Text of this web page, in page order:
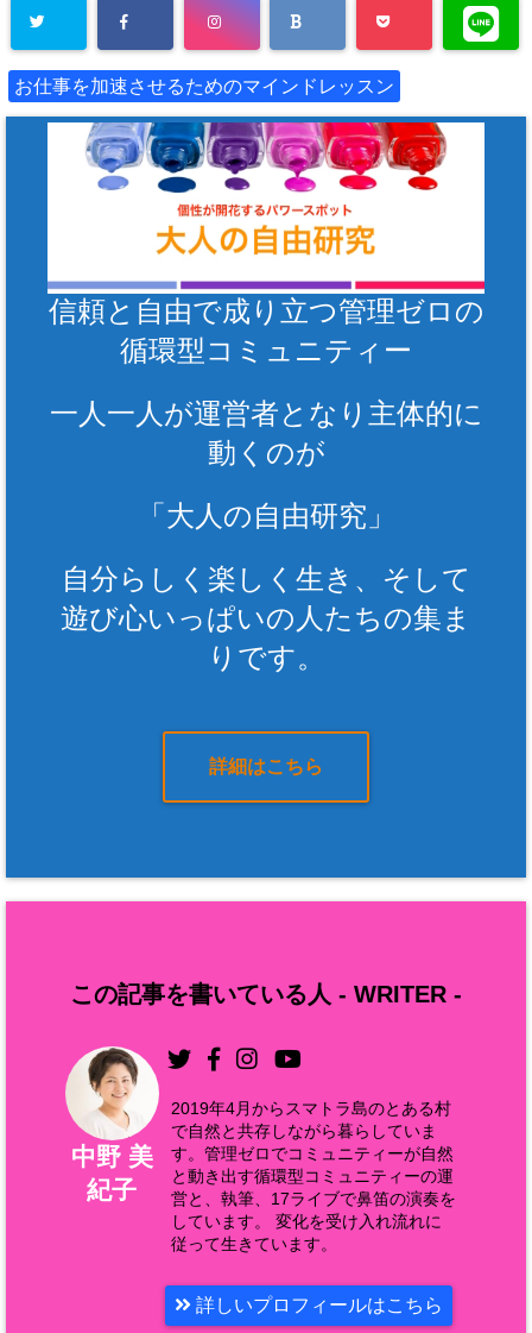
お仕事を加速させるためのマインドレッスン
信頼と自由で成り立つ管理ゼロの
循環型コミュニティー
一人一人が運営者となり主体的に
動くのが
「大人の自由研究」
自分らしく楽しく生き、そして
遊び心いっぱいの人たちの集ま
りです。
詳細はこちら
この記事を書いている人 - WRITER -
中野 美
紀子
2019年4月からスマトラ島のとある村
で自然と共存しながら暮らしていま
す。管理ゼロでコミュニティーが自然
と動き出す循環型コミュニティーの運
営と、執筆、17ライブで鼻笛の演奏を
しています。 変化を受け入れ流れに
従って生きています。
詳しいプロフィールはこちら